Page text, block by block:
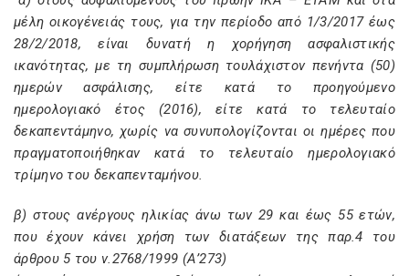
μέλη οικογένειάς τους, για την περίοδο από 1/3/2017 έως
28/2/2018, είναι δυνατή η χορήγηση ασφαλιστικής
ικανότητας, με τη συμπλήρωση τουλάχιστον πενήντα (50)
ημερών ασφάλισης, είτε κατά το προηγούμενο
ημερολογιακό έτος (2016), είτε κατά το τελευταίο
δεκαπεντάμηνο, χωρίς να συνυπολογίζονται οι ημέρες που
πραγματοποιήθηκαν κατά το τελευταίο ημερολογιακό
τρίμηνο του δεκαπενταμήνου.
β) στους ανέργους ηλικίας άνω των 29 και έως 55 ετών,
που έχουν κάνει χρήση των διατάξεων της παρ.4 του
άρθρου 5 του ν.2768/1999 (Α’273)